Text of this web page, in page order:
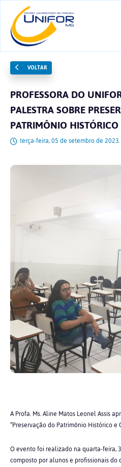
VOLTAR
PROFESSORA DO
PALESTRA SOBRE
PATRIMÔNIO
terça-feira, 05 de setembro de 2023.
A Profa. Ms. Aline Matos Leonel Assis
“Preservação do Patrimônio Histórico
O evento foi realizado na quarta-feira,
composto por alunos e profissionais